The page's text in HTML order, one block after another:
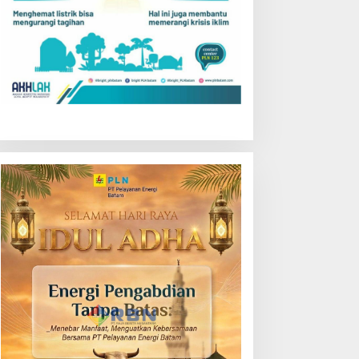
Forum Nasional,
Tegaskan
Jadi
Pemerataan
Wako Amsakar : RT/RW
Tidak Bertugas Memungut
Pajak